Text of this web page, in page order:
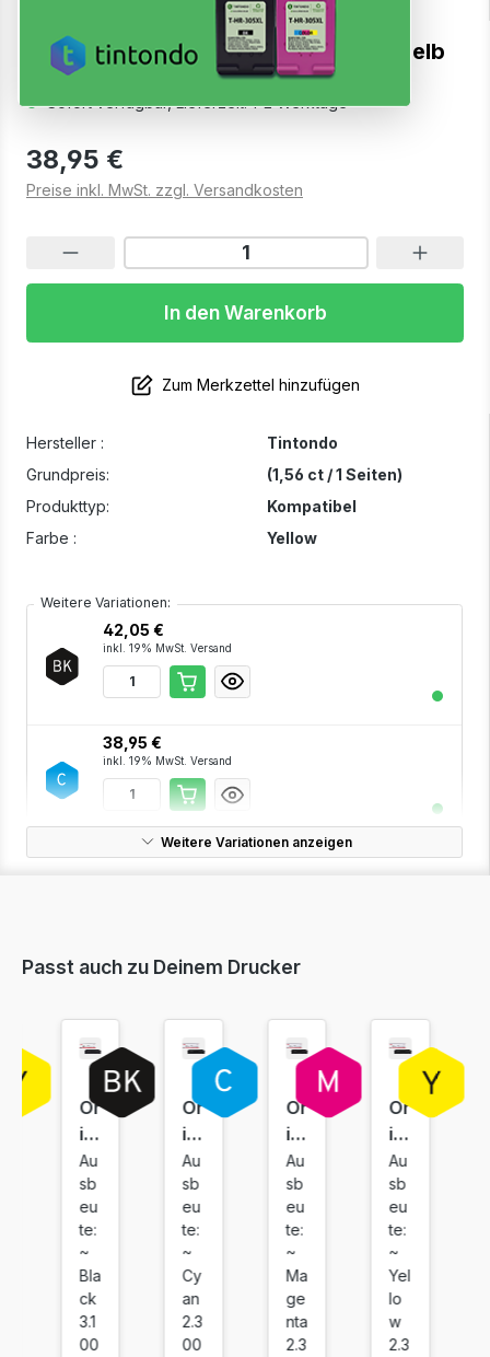
Hersteller :
Tintondo
Grundpreis:
(1,56 ct / 1 Seiten)
Produkttyp:
Kompatibel
Farbe :
Yellow
Weitere Variationen:
42,05 €
inkl. 19% MwSt. Versand
38,95 €
inkl. 19% MwSt. Versand
38,95 €
99,95 €
Weitere Variationen anzeigen
Toner kompatibel für Canon 054H Gelb
Sofort verfügbar, Lieferzeit: 1-2 Werktage
38,95 €
Preise inkl. MwSt. zzgl. Versandkosten
In den Warenkorb
Zum Merkzettel hinzufügen
Passt auch zu Deinem Drucker
Or
igi
na
l
To
ne
r
C
an
on
Au
sb
eu
te:
~
Bla
ck
3.1
00
Or
igi
na
l
To
ne
r
C
an
on
Au
sb
eu
te:
~
Cy
an
2.3
00
Or
igi
na
l
To
ne
r
C
an
on
Au
sb
eu
te:
~
Ma
ge
nta
2.3
Or
igi
na
l
To
ne
r
C
an
on
Au
sb
eu
te:
~
Yel
lo
w
2.3